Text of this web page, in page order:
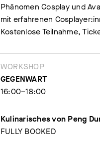
Phänomen Cosplay und
mit erfahrenen
Kostenlose Teilnahme,
WORKSHOP
GEGENWART
16:00–18:00
Kulinarisches von Peng
FULLY BOOKED